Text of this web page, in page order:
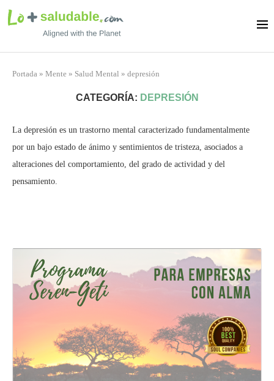
Portada » Mente » Salud Mental » depresión
CATEGORÍA: DEPRESIÓN
La depresión es un trastorno mental caracterizado fundamentalmente
por un bajo estado de ánimo y sentimientos de tristeza, asociados a
alteraciones del comportamiento, del grado de actividad y del
pensamiento.